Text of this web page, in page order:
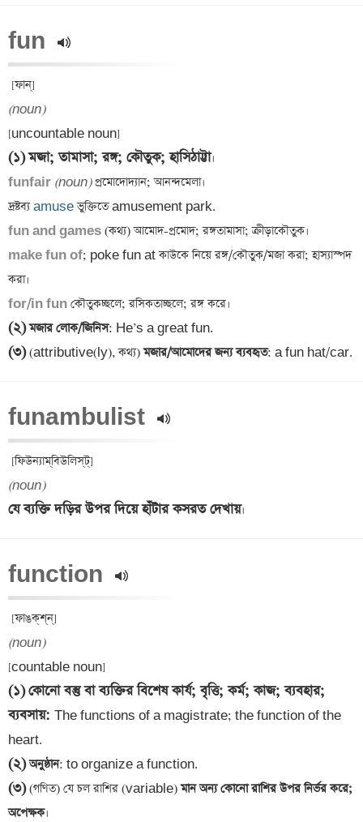
fun
(noun)
(১)মজা; তামাসা; রঙ্গ; কৌতুক; হাসিঠাট্টা
funfair (noun) প্রমোদোদ্যান; আনন্দমেলা।
দ্রষ্টব্য amuse
fun and games
make fun of; poke fun at কাউকে নিয়ে রঙ্গ/কৌতুক/মজা করা; হাস্যাস্পদ
for/in fun
(২) মজার লোক/জিনিস
(৩) (attributive(ly), কথ্য) মজার/আমোদের জন্য ব্যবহৃত: a fun hat/car.
funambulist
(noun)
যে ব্যক্তি দড়ির উপর দিয়ে হাঁটার কসরত দেখায়
function
(noun)
(১)কোনো বস্তু বা ব্যক্তির বিশেষ কার্য; বৃত্তি; কর্ম; কাজ; ব্যবহার;
ব্যবসায়: The functions of a magistrate; the function of the
(২) অনুষ্ঠান
(৩) (গণিত) যে চল রাশির (variable) মান অন্য কোনো রাশির উপর নির্ভর করে;
অপেক্ষক